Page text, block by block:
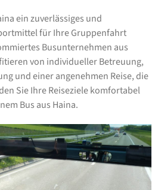
ein zuverlässiges und
für Ihre Gruppenfahrt
Busunternehmen aus
von individueller Betreuung,
und einer angenehmen Reise, die
Sie Ihre Reiseziele komfortabel
Bus aus Haina.